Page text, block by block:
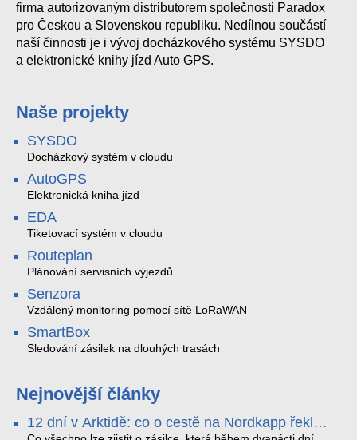
firma autorizovaným distributorem společnosti Paradox
pro Českou a Slovenskou republiku. Nedílnou součástí
naší činnosti je i vývoj docházkového systému SYSDO
a elektronické knihy jízd Auto GPS.
Naše projekty
SYSDO
Docházkový systém v cloudu
AutoGPS
Elektronická kniha jízd
EDA
Tiketovací systém v cloudu
Routeplan
Plánování servisních výjezdů
Senzora
Vzdálený monitoring pomocí sítě LoRaWAN
SmartBox
Sledování zásilek na dlouhých trasách
Nejnovější články
12 dní v Arktidě: co o cestě na Nordkapp řekla